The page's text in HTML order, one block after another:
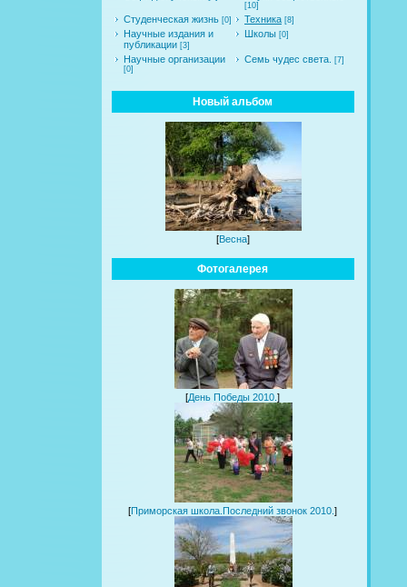
[10]
Студенческая жизнь [0] Техника [8]
Научные издания и
публикации [3]
Школы [0]
Научные организации
[0]
Семь чудес света. [7]
Новый альбом
[Весна]
Фотогалерея
[День Победы 2010.]
[Приморская школа.Последний звонок 2010.]